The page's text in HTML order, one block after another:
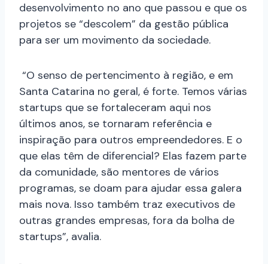
desenvolvimento no ano que passou e que os
projetos se “descolem” da gestão pública
para ser um movimento da sociedade.
“O senso de pertencimento à região, e em
Santa Catarina no geral, é forte. Temos várias
startups que se fortaleceram aqui nos
últimos anos, se tornaram referência e
inspiração para outros empreendedores. E o
que elas têm de diferencial? Elas fazem parte
da comunidade, são mentores de vários
programas, se doam para ajudar essa galera
mais nova. Isso também traz executivos de
outras grandes empresas, fora da bolha de
startups”, avalia.